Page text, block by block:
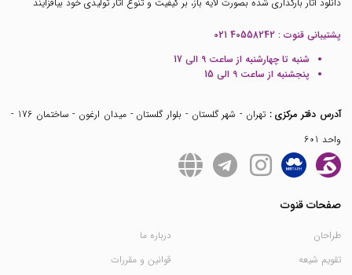
پشتیبانی قنوت : 021 40558242
شنبه تا چهارشنبه از ساعت 9 الی 17
پنجشنبه از ساعت 9 الی 15
آدرس دفتر مرکزی :
تهران - شهر گلستان - بلوار گلستان - میدان ارغون - ساختمان 176 -
واحد 601
صفحات قنوت
طراحان
تقویم شیعه
درباره ما
قوانین و مقررات